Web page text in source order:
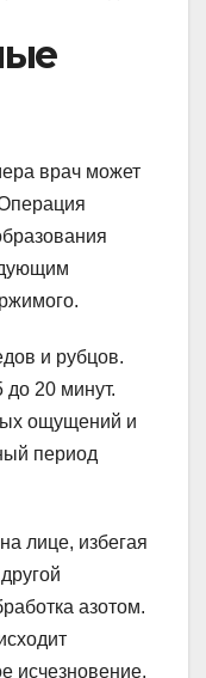
врач может
и рубцов.
до 20 минут.
ощущений и
период
лице, избегая
азотом.
исчезновение.